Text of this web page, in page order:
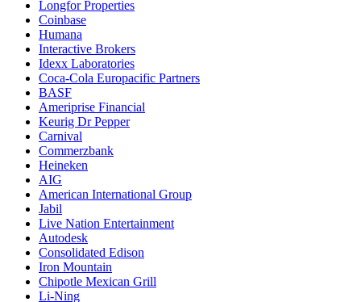
Longfor Properties
Coinbase
Humana
Interactive Brokers
Idexx Laboratories
Coca-Cola Europacific Partners
BASF
Ameriprise Financial
Keurig Dr Pepper
Carnival
Commerzbank
Heineken
AIG
American International Group
Jabil
Live Nation Entertainment
Autodesk
Consolidated Edison
Iron Mountain
Chipotle Mexican Grill
Li-Ning